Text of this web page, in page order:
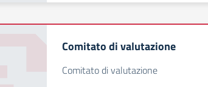
Comitato di valutazione
Comitato di valutazione